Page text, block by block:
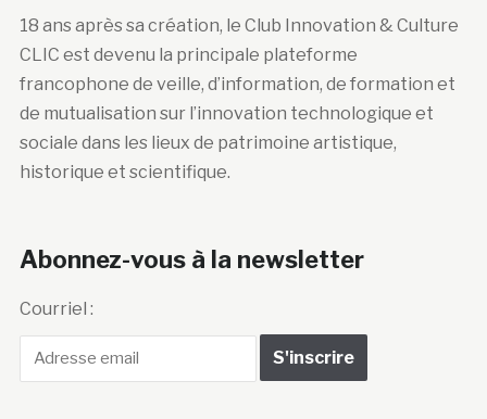
18 ans après sa création, le Club Innovation & Culture
CLIC est devenu la principale plateforme
francophone de veille, d’information, de formation et
de mutualisation sur l’innovation technologique et
sociale dans les lieux de patrimoine artistique,
historique et scientifique.
Abonnez-vous à la newsletter
Courriel :